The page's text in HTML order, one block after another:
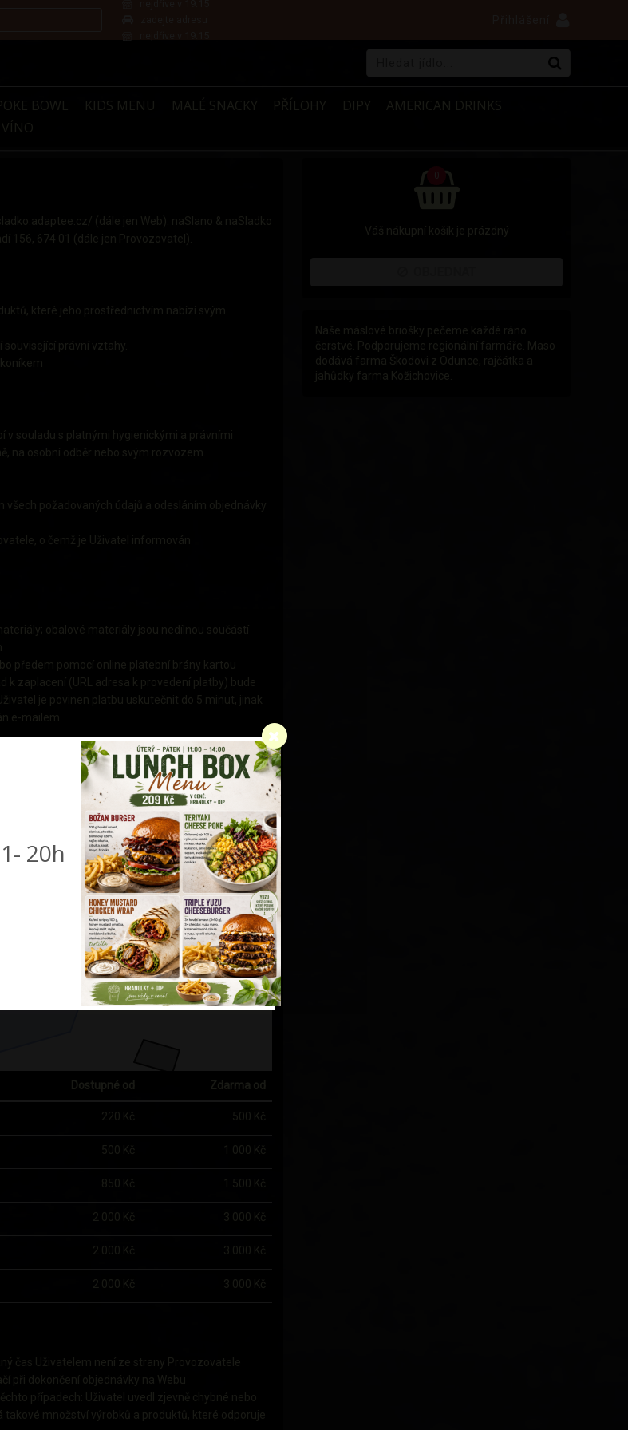
BOWL KIDS MENU MALÉ SNACKY PŘÍLOHY DIPY
AMERICAN DRINKS
VÍNO
(dále jen Web). naSlano & naSladko
156, 674 01 (dále jen Provozovatel).
které jeho prostřednictvím nabízí svým
právní vztahy.
v souladu s platnými hygienickými a právními
na osobní odběr nebo svým rozvozem.
všech požadovaných údajů a odesláním objednávky
o čemž je Uživatel informován
obalové materiály jsou nedílnou součástí
předem pomocí online platební brány kartou
k zaplacení (URL adresa k provedení platby) bude
je povinen platbu uskutečnit do 5 minut, jinak
e-mailem.
Dostupné od Zdarma od
220 Kč 500 Kč
500 Kč 1 000 Kč
850 Kč 1 500 Kč
2 000 Kč 3 000 Kč
2 000 Kč 3 000 Kč
2 000 Kč 3 000 Kč
čas Uživatelem není ze strany Provozovatele
při dokončení objednávky na Webu
případech: Uživatel uvedl zjevně chybné nebo
množství výrobků a produktů, které odporuje
0
Váš nákupní košík je prázdný
Naše máslové briošky pečeme každé ráno
čerstvé. Podporujeme regionální farmáře. Maso
dodává farma Škodovi z Odunce, rajčátka a
jahůdky farma Kožichovice.
20h